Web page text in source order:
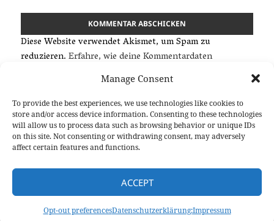
Manage Consent
To provide the best experiences, we use technologies like cookies to
store and/or access device information. Consenting to these technologies
will allow us to process data such as browsing behavior or unique IDs
on this site. Not consenting or withdrawing consent, may adversely
affect certain features and functions.
ACCEPT
Opt-out preferencesDatenschutzerklärung:Impressum
Diese Website verwendet Akismet, um Spam zu
reduzieren.Erfahre, wie deine Kommentardaten
Beitragsnavigation
ZURÜCK
Vorheriger
Beitrag:
Karte von Skaiyles
© Copyright – 2026 Stephan Lethaus |Impressum|Datenschutz